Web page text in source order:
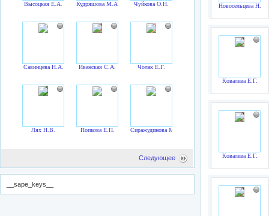
Высоцкая Е.А. Кудряшова М.А. Чуйкова О.Н.
Савинцева Н.А. Иванская С.А. Чолак Е.Г.
Лях Н.В. Попкова Е.П. Сиражудинова М.М.
Следующее
__sape_keys__
Новосельцева Н.Л.
Ковалева Е.Г.
Ковалева Е.Г.